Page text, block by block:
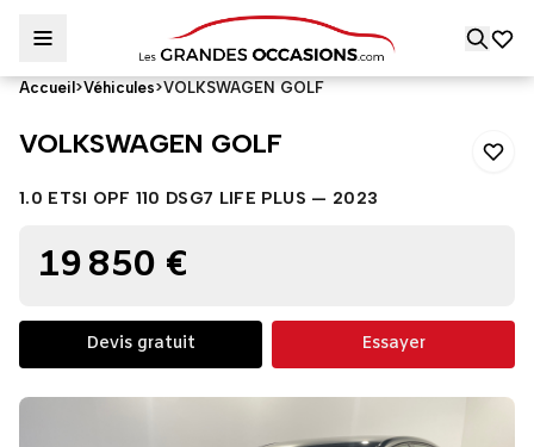
Accueil >Véhicules>VOLKSWAGEN GOLF
VOLKSWAGEN GOLF
VOLKSWAGEN GOLF
1.0 ETSI OPF 110 DSG7 LIFE PLUS — 2023
19 850 €
Devis gratuit Essayer